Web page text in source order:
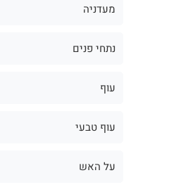
מעדניה
נתחי פנים
עוף
עוף טבעי
על האש